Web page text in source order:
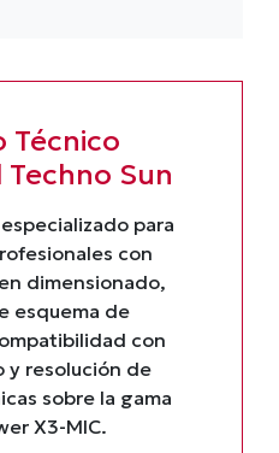
Técnico
Sun
para
con
dimensionado,
esquema de
con
y resolución de
sobre la gama
X3-MIC.